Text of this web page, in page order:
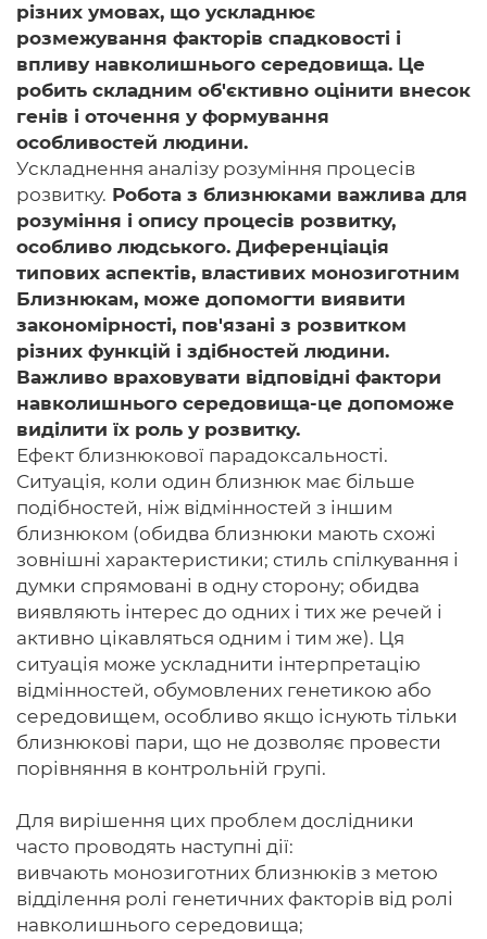
різних умовах, що ускладнює
розмежування факторів спадковості і
впливу навколишнього середовища. Це
робить складним об'єктивно оцінити внесок
генів і оточення у формування
особливостей людини.
Ускладнення аналізу розуміння процесів
розвитку. Робота з близнюками важлива для
розуміння і опису процесів розвитку,
особливо людського. Диференціація
типових аспектів, властивих монозиготним
Близнюкам, може допомогти виявити
закономірності, пов'язані з розвитком
різних функцій і здібностей людини.
Важливо враховувати відповідні фактори
навколишнього середовища-це допоможе
виділити їх роль у розвитку.
Ефект близнюкової парадоксальності.
Ситуація, коли один близнюк має більше
подібностей, ніж відмінностей з іншим
близнюком (обидва близнюки мають схожі
зовнішні характеристики; стиль спілкування і
думки спрямовані в одну сторону; обидва
виявляють інтерес до одних і тих же речей і
активно цікавляться одним і тим же). Ця
ситуація може ускладнити інтерпретацію
відмінностей, обумовлених генетикою або
середовищем, особливо якщо існують тільки
близнюкові пари, що не дозволяє провести
порівняння в контрольній групі.
Для вирішення цих проблем дослідники
часто проводять наступні дії:
вивчають монозиготних близнюків з метою
відділення ролі генетичних факторів від ролі
навколишнього середовища;